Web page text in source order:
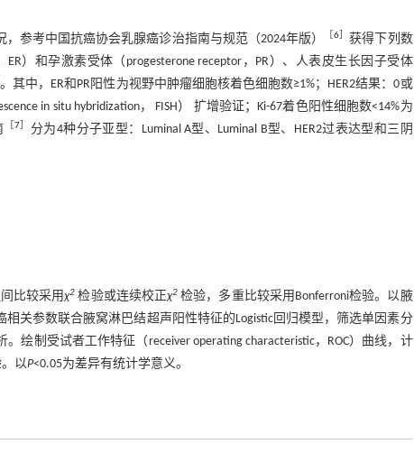
参考中国抗癌协会乳腺癌诊治指南与规范（2024年版） ［6 ］获得下列数
）和孕激素受体（progesterone receptor，PR）、人表皮生长因子受体
其中，ER和PR阳性为视野中肿瘤细胞核着色细胞数≥1%；HER2结果：0或
in situ hybridization， FISH） 扩增验证；Ki-67着色阳性细胞数<14%为
［7
分为4种分子亚型：Luminal A型、Luminal B型、HER2过表达型和三阴
间比较采用χ2 检验或连续校正χ2 检验，多重比较采用Bonferroni检验。以腋
关参数联合腋窝淋巴结超声阳性特征的Logistic回归模型，筛选单因素分
绘制受试者工作特征（receiver operating characteristic，ROC）曲线，计
。以P<0.05为差异有统计学意义。